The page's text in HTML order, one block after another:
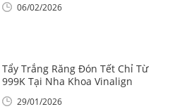
06/02/2026
Tẩy Trắng Răng Đón Tết Chỉ Từ
999K Tại Nha Khoa Vinalign
29/01/2026